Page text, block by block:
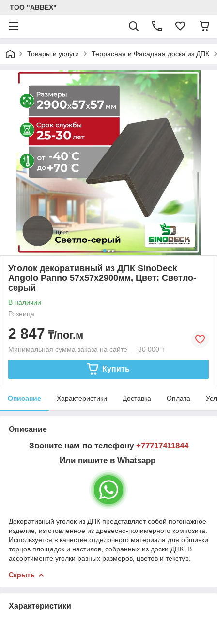
ТОО "ABBEX"
Товары и услуги Террасная и Фасадная доска из ДПК
Уголок декоративный из ДПК SinoDeck
Angolo Panno 57х57х2900мм, Цвет: Светло-
серый
В наличии
Розница
2 847 ₸/пог.м
Минимальная сумма заказа на сайте — 30 000 ₸
Купить
Описание Характеристики Доставка Оплата
Описание
Звоните нам по телефону +77717411844
Или пишите в Whatsapp
Декоративный уголок из ДПК представляет собой погонажное
изделие, изготовленное из древесно-полимерного композита.
Используется в качестве отделочного материала для обшивки
торцов площадок и настилов, собранных из доски ДПК. В
ассортименте уголки разных размеров, цветов и текстур.
Скрыть
Характеристики